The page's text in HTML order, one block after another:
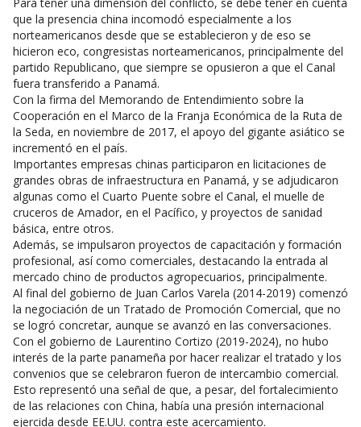
que la presencia china incomodó especialmente a los
norteamericanos desde que se establecieron y de eso se
hicieron eco, congresistas norteamericanos, principalmente del
partido Republicano, que siempre se opusieron a que el Canal
fuera transferido a Panamá.
Con la firma del Memorando de Entendimiento sobre la
Cooperación en el Marco de la Franja Económica de la Ruta de
la Seda, en noviembre de 2017, el apoyo del gigante asiático se
incrementó en el país.
Importantes empresas chinas participaron en licitaciones de
grandes obras de infraestructura en Panamá, y se adjudicaron
algunas como el Cuarto Puente sobre el Canal, el muelle de
cruceros de Amador, en el Pacífico, y proyectos de sanidad
básica, entre otros.
Además, se impulsaron proyectos de capacitación y formación
profesional, así como comerciales, destacando la entrada al
mercado chino de productos agropecuarios, principalmente.
Al final del gobierno de Juan Carlos Varela (2014-2019) comenzó
la negociación de un Tratado de Promoción Comercial, que no
se logró concretar, aunque se avanzó en las conversaciones.
Con el gobierno de Laurentino Cortizo (2019-2024), no hubo
interés de la parte panameña por hacer realizar el tratado y los
convenios que se celebraron fueron de intercambio comercial.
Esto representó una señal de que, a pesar, del fortalecimiento
de las relaciones con China, había una presión internacional
ejercida desde EE.UU. contra este acercamiento.